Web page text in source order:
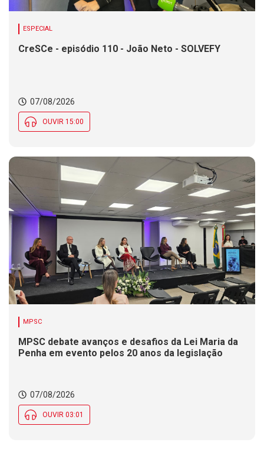
ESPECIAL
CreSCe - episódio 110 - João Neto - SOLVEFY
07/08/2026
OUVIR 15:00
MPSC
MPSC debate avanços e desafios da Lei Maria da
Penha em evento pelos 20 anos da legislação
07/08/2026
OUVIR 03:01